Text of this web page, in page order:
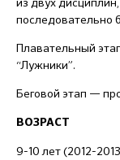
последовательно
Плавательный
“Лужники”.
Беговой этап —
ВОЗРАСТ
9-10 лет (2012-2013